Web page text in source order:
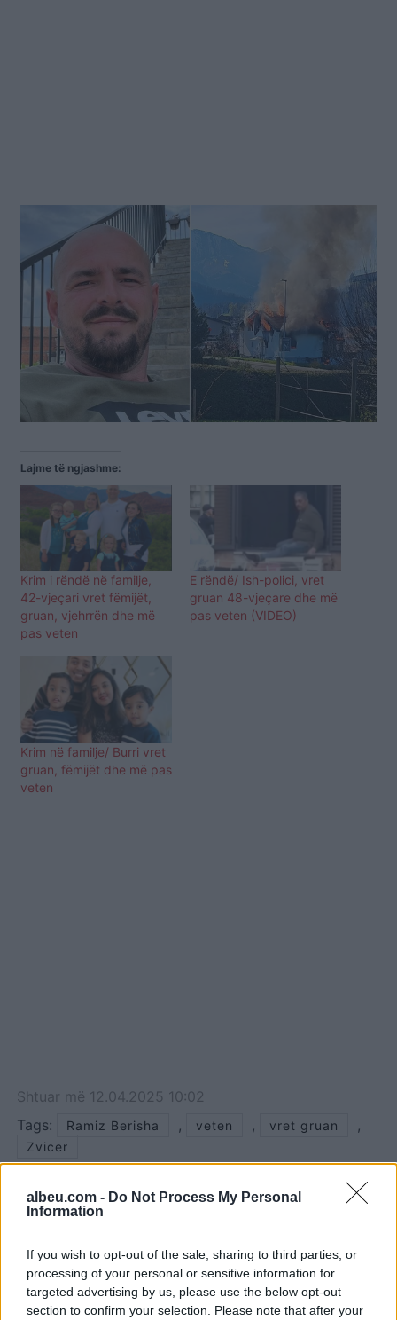
albeu.com - Do Not Process My Personal
Information
If you wish to opt-out of the sale, sharing to third parties, or
processing of your personal or sensitive information for
targeted advertising by us, please use the below opt-out
section to confirm your selection. Please note that after your
Lajme të ngjashme:
Krim i rëndë në familje,
42-vjeçari vret fëmijët,
gruan, vjehrrën dhe më
pas veten
E rëndë/ Ish-polici, vret
gruan 48-vjeçare dhe më
pas veten (VIDEO)
Krim në familje/ Burri vret
gruan, fëmijët dhe më pas
veten
Shtuar më 12.04.2025 10:02
Tags:
Ramiz Berisha , veten , vret gruan ,
Zvicer